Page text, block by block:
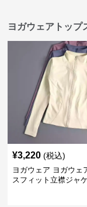
ヨガウェアトップ
¥3,220 (税込)
ヨガウェア ヨガウェ
スフィット立襟ジャ